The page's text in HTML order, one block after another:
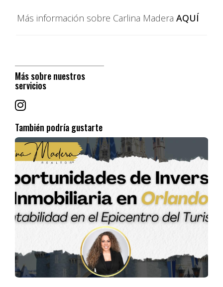
Seller financing: Algunos vendedores permiten pagos
sumar capital.
🛠️
presupuesto
Compra para alquilar a largo plazo (Buy & Hold)
Estabilidad y crecimiento de capital con flujo mensual.
Airbnb en zonas turísticas económicas: Como
Kissimmee, con buena ocupación.
Fix & Rent: Comprar una propiedad que necesite pequeñas
mejoras para aumentar su valor y renta.
📋5. Checklist para empezar
✅ Define tu presupuesto real (considerando costos de cierre y
Más información sobre Carlina Madera AQUÍ
Más sobre nuestros
servicios
También podría gustarte